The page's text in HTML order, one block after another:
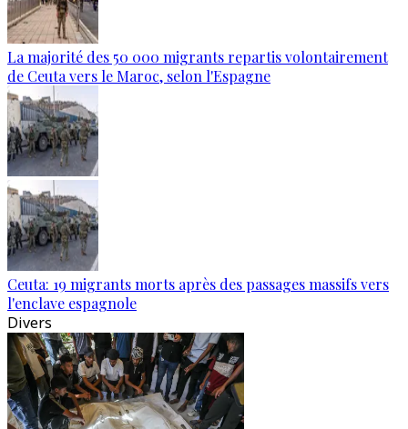
La majorité des 50 000 migrants repartis volontairement
de Ceuta vers le Maroc, selon l'Espagne
Ceuta: 19 migrants morts après des passages massifs vers
l'enclave espagnole
Divers